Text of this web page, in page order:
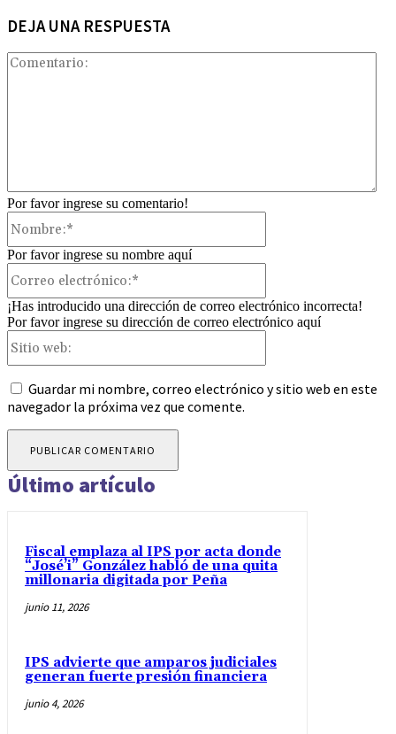
DEJA UNA RESPUESTA
Por favor ingrese su comentario!
Por favor ingrese su nombre aquí
¡Has introducido una dirección de correo electrónico incorrecta!
Por favor ingrese su dirección de correo electrónico aquí
Guardar mi nombre, correo electrónico y sitio web en este
navegador la próxima vez que comente.
Último artículo
Fiscal emplaza al IPS por acta donde
“José’i” González habló de una quita
millonaria digitada por Peña
junio 11, 2026
IPS advierte que amparos judiciales
generan fuerte presión financiera
junio 4, 2026